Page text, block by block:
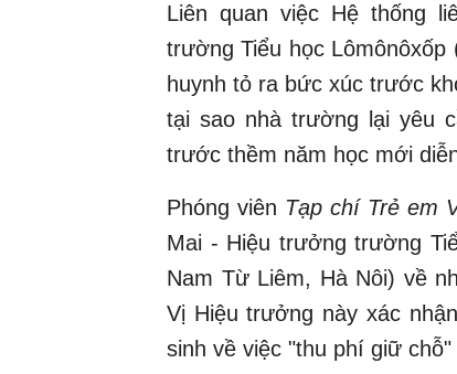
Liên quan việc Hệ thống
trường Tiểu học
huynh tỏ ra bức xúc trước
tại sao nhà trường lại yêu
trước thềm năm học mới
Phóng viên Tạp chí Trẻ em
Mai - Hiệu trưởng trường
Nam Từ Liêm, Hà Nôi) về
Vị Hiệu trưởng này xác
sinh về việc "thu phí giữ